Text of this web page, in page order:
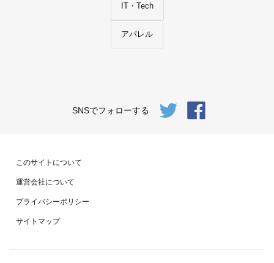
IT・Tech
アパレル
SNSでフォローする
このサイトについて
運営会社について
プライバシーポリシー
サイトマップ